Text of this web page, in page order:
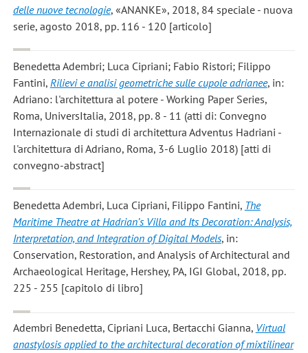
delle nuove tecnologie, «ANANKE», 2018, 84 speciale - nuova
serie, agosto 2018, pp. 116 - 120 [articolo]
Benedetta Adembri; Luca Cipriani; Fabio Ristori; Filippo
Fantini, Rilievi e analisi geometriche sulle cupole adrianee, in:
Adriano: l'architettura al potere - Working Paper Series,
Roma, UniversItalia, 2018, pp. 8 - 11 (atti di: Convegno
Internazionale di studi di architettura Adventus Hadriani -
l'architettura di Adriano, Roma, 3-6 Luglio 2018) [atti di
convegno-abstract]
Benedetta Adembri, Luca Cipriani, Filippo Fantini, The
Maritime Theatre at Hadrian’s Villa and Its Decoration: Analysis,
Interpretation, and Integration of Digital Models, in:
Conservation, Restoration, and Analysis of Architectural and
Archaeological Heritage, Hershey, PA, IGI Global, 2018, pp.
225 - 255 [capitolo di libro]
Adembri Benedetta, Cipriani Luca, Bertacchi Gianna, Virtual
anastylosis applied to the architectural decoration of mixtilinear